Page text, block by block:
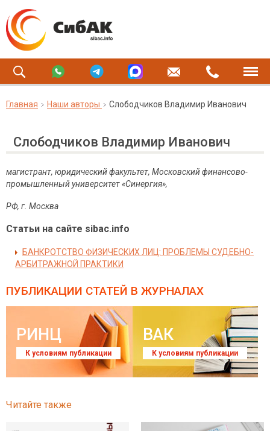
Главная Наши авторы Слободчиков Владимир Иванович
Слободчиков Владимир Иванович
магистрант, юридический факультет, Московский финансово-
промышленный университет «Синергия»,
РФ, г. Москва
Статьи на сайте sibac.info
БАНКРОТСТВО ФИЗИЧЕСКИХ ЛИЦ: ПРОБЛЕМЫ СУДЕБНО-
АРБИТРАЖНОЙ ПРАКТИКИ
ПУБЛИКАЦИИ СТАТЕЙ В ЖУРНАЛАХ
РИНЦ
К условиям публикации
ВАК
К условиям публикации
Читайте также